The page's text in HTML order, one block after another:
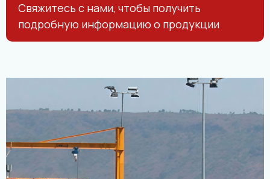
Свяжитесь с нами, чтобы получить
подробную информацию о продукции